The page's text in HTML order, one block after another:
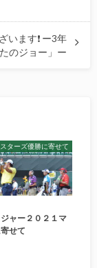
ます❗ ー3年
のジョー」ー
ターズ優勝に寄せて
ャー２０２１マ
せて